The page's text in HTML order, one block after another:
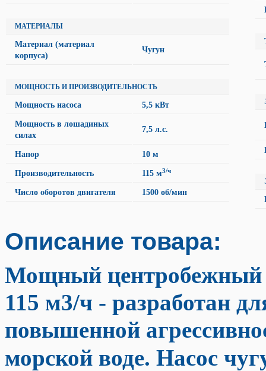
МАТЕРИАЛЫ
Материал (материал
корпуса)
Чугун
МОЩНОСТЬ И ПРОИЗВОДИТЕЛЬНОСТЬ
Мощность насоса 5,5 кВт
Мощность в лошадиных
силах
7,5 л.с.
Напор 10 м
Производительность 115 м3/ч
Число оборотов двигателя 1500 об/мин
Описание товара:
Мощный
115 м3/ч - разработан
повышенной
морской воде. Насос